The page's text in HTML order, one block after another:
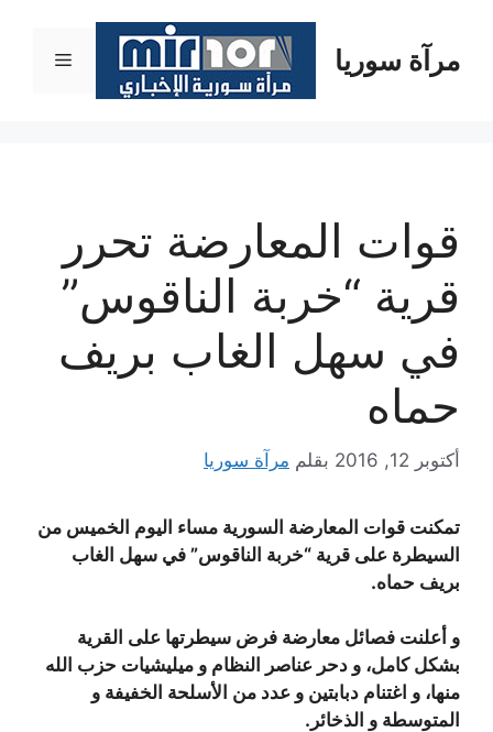
المحتوىمرآة سوريا القائمة
قوات المعارضة تحرر
قرية “خربة الناقوس”
في سهل الغاب بريف
حماه
أكتوبر 12, 2016 بقلم مرآة سوريا
تمكنت قوات المعارضة السورية مساء اليوم الخميس من
السيطرة على قرية “خربة الناقوس” في سهل الغاب
بريف حماه.
و أعلنت فصائل معارضة فرض سيطرتها على القرية
بشكل كامل، و دحر عناصر النظام و ميليشيات حزب الله
منها، و اغتنام دبابتين و عدد من الأسلحة الخفيفة و
المتوسطة و الذخائر.